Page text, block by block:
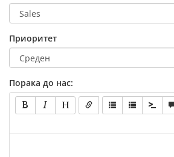
Приоритет
Порака до нас: